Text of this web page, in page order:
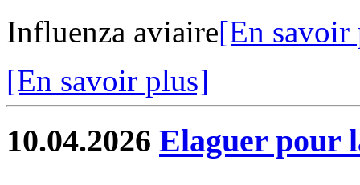
Influenza aviaire[En savoir
[En savoir plus]
10.04.2026 Elaguer pour